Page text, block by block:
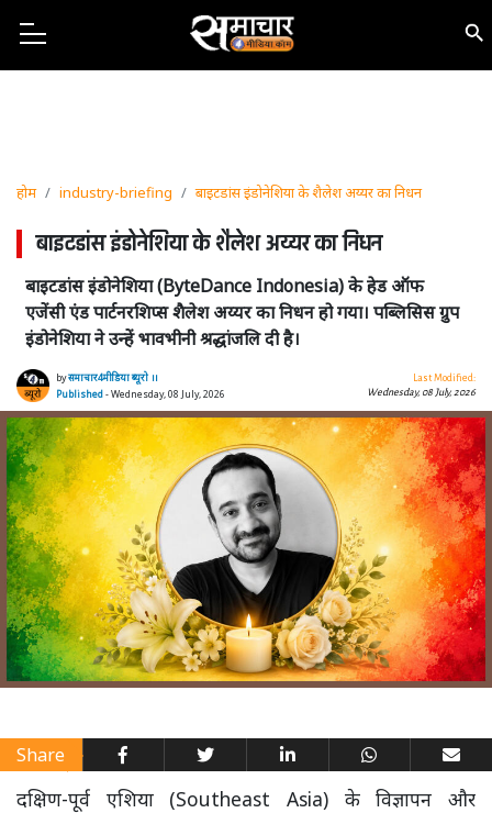
होम industry-briefing बाइटडांस इंडोनेशिया के शैलेश अय्यर का निधन
बाइटडांस इंडोनेशिया के शैलेश अय्यर का निधन
बाइटडांस इंडोनेशिया (ByteDance Indonesia) के हेड ऑफ
एजेंसी एंड पार्टनरशिप्स शैलेश अय्यर का निधन हो गया। पब्लिसिस ग्रुप
इंडोनेशिया ने उन्हें भावभीनी श्रद्धांजलि दी है।
byसमाचार4मीडिया ब्यूरो ।।
Published- Wednesday, 08 July, 2026
Last Modified:
Wednesday, 08 July, 2026
Share
दक्षिण-पूर्व एशिया (Southeast Asia) के विज्ञापन और